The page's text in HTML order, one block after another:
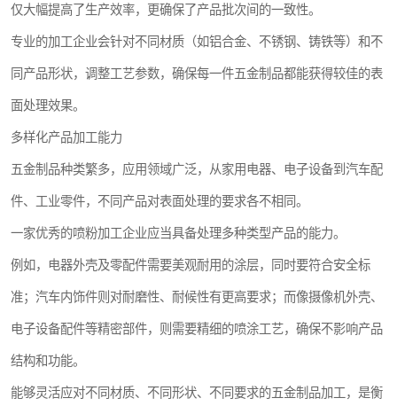
仅大幅提高了生产效率，更确保了产品批次间的一致性。
专业的加工企业会针对不同材质（如铝合金、不锈钢、铸铁等）和不
同产品形状，调整工艺参数，确保每一件五金制品都能获得较佳的表
面处理效果。
多样化产品加工能力
五金制品种类繁多，应用领域广泛，从家用电器、电子设备到汽车配
件、工业零件，不同产品对表面处理的要求各不相同。
一家优秀的喷粉加工企业应当具备处理多种类型产品的能力。
例如，电器外壳及零配件需要美观耐用的涂层，同时要符合安全标
准；汽车内饰件则对耐磨性、耐候性有更高要求；而像摄像机外壳、
电子设备配件等精密部件，则需要精细的喷涂工艺，确保不影响产品
结构和功能。
能够灵活应对不同材质、不同形状、不同要求的五金制品加工，是衡